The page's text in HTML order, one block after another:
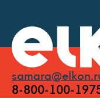
8-800-100-